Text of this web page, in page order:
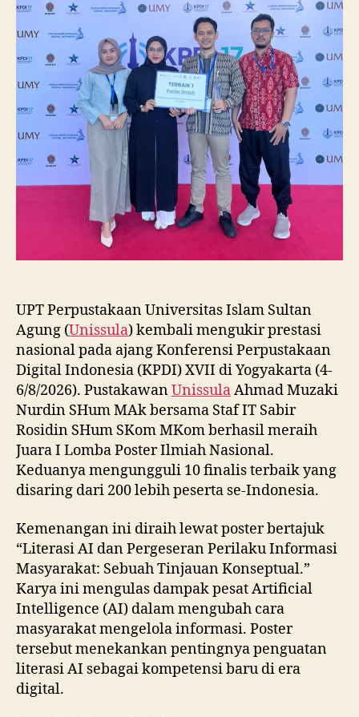
Juara
Lomba
Poster
Ilmiah
Nasional
di
KPDI
XVII
UPT Perpustakaan Universitas Islam Sultan
Agung (Unissula) kembali mengukir prestasi
nasional pada ajang Konferensi Perpustakaan
Digital Indonesia (KPDI) XVII di Yogyakarta (4-
6/8/2026). PustakawanUnissulaAhmad Muzaki
Nurdin SHum MAk bersama Staf IT Sabir
Rosidin SHum SKom MKom berhasil meraih
Juara I Lomba Poster Ilmiah Nasional.
Keduanya mengungguli 10 finalis terbaik yang
disaring dari 200 lebih peserta se-Indonesia.
Kemenangan ini diraih lewat poster bertajuk
“Literasi AI dan Pergeseran Perilaku Informasi
Masyarakat: Sebuah Tinjauan Konseptual.”
Karya ini mengulas dampak pesat Artificial
Intelligence (AI) dalam mengubah cara
masyarakat mengelola informasi. Poster
tersebut menekankan pentingnya penguatan
literasi AI sebagai kompetensi baru di era
digital.